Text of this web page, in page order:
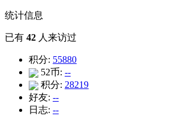
统计信息
已有 42 人来访过
积分: 55880
52币: --
积分: 28219
好友: --
日志: --